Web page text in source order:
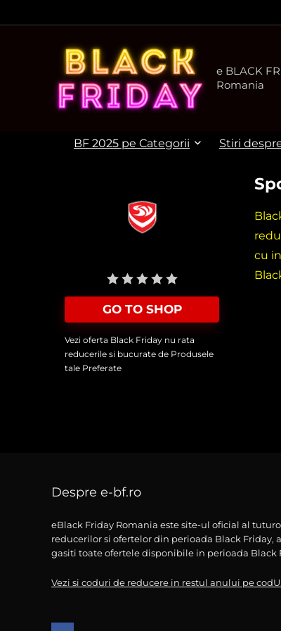
e BLACK
Romania
BF 2025 pe Categorii Stiri
GO TO SHOP
Vezi oferta Black Friday nu rata
reducerile si bucurate de Produsele
tale Preferate
cu
Despre e-bf.ro
eBlack Friday Romania este site-ul oficial al
reducerilor si ofertelor din perioada Black Friday,
gasiti toate ofertele disponibile in perioada Black
Vezi si coduri de reducere in restul anului pe